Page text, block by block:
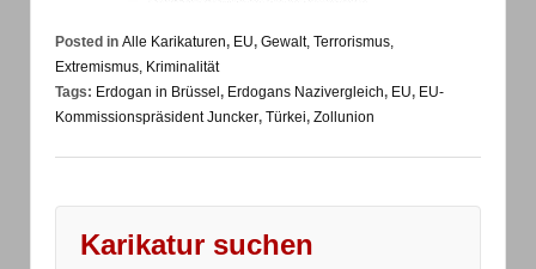
Posted in Alle Karikaturen, EU, Gewalt, Terrorismus,
Extremismus, Kriminalität
Tags: Erdogan in Brüssel, Erdogans Nazivergleich, EU, EU-
Kommissionspräsident Juncker, Türkei, Zollunion
Karikatur suchen